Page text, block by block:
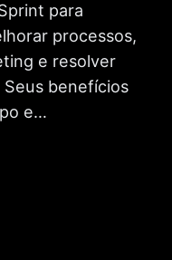
para
processos,
e resolver
Seus benefícios
e…